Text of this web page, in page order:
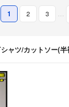
1 2 3 …
ャツ/カットソー(半